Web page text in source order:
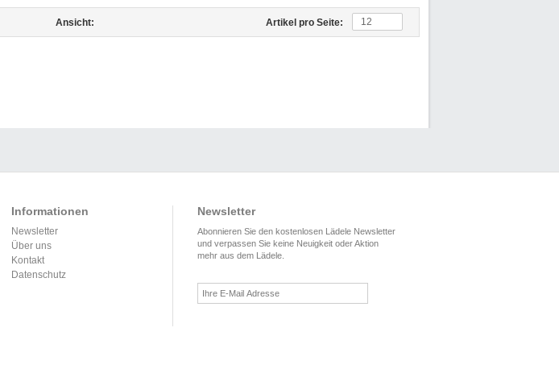
Artikel pro Seite: 12
Ansicht:
Informationen
Newsletter
Über uns
Kontakt
Datenschutz
Newsletter
Abonnieren Sie den kostenlosen Lädele Newsletter
und verpassen Sie keine Neuigkeit oder Aktion
mehr aus dem Lädele.